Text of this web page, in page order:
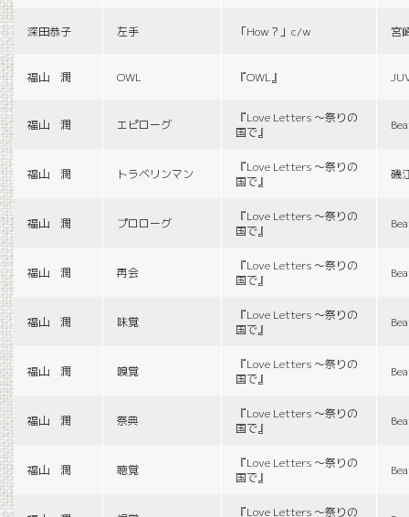
深田恭子 左手 「How？」c/w 宮
福山 潤 OWL 『OWL』
福山 潤 エピローグ
『Love Letters 〜祭りの
国で』
福山 潤 トラベリンマン
『Love Letters 〜祭りの
国で』
磯
福山 潤 プロローグ
『Love Letters 〜祭りの
国で』
福山 潤 再会
『Love Letters 〜祭りの
国で』
福山 潤 味覚
『Love Letters 〜祭りの
国で』
福山 潤 嗅覚
『Love Letters 〜祭りの
国で』
福山 潤 祭典
『Love Letters 〜祭りの
国で』
福山 潤 聴覚
『Love Letters 〜祭りの
国で』
『Love Letters 〜祭りの